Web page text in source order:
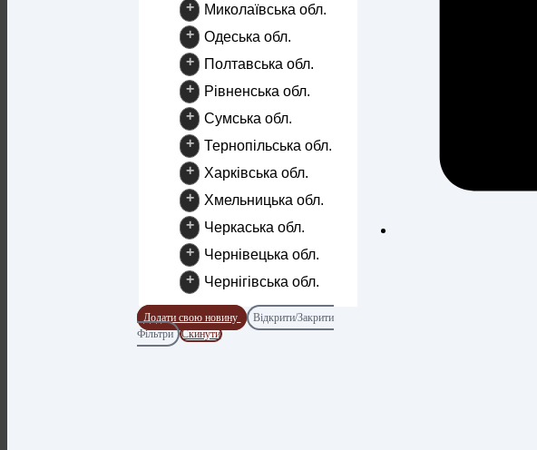
+
Миколаївська обл.
+
Одеська обл.
+
Полтавська обл.
+
Рівненська обл.
+
Сумська обл.
+
Тернопільська обл.
+
Харківська обл.
+
Хмельницька обл.
+
Черкаська обл.
+
Чернівецька обл.
+
Чернігівська обл.
Додати свою новину
Відкрити/Закрити
Фільтри
Скинути